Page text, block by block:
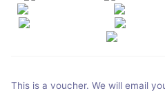
This is a voucher. We will email